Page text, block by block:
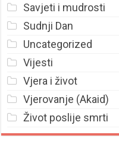
Savjeti i mudrosti
Sudnji Dan
Uncategorized
Vijesti
Vjera i život
Vjerovanje (Akaid)
Život poslije smrti